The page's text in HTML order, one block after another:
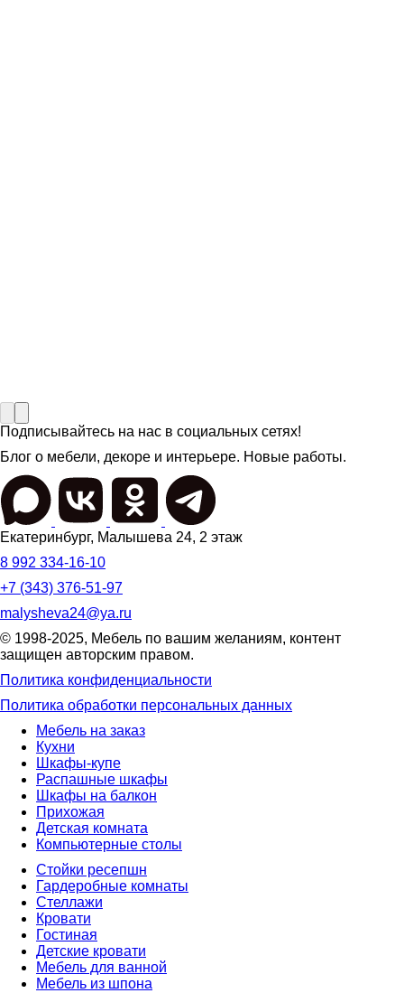
Подписывайтесь на нас в социальных сетях!
Блог о мебели, декоре и интерьере. Новые работы.
Екатеринбург, Малышева 24, 2 этаж
8 992 334-16-10
+7 (343) 376-51-97
malysheva24@ya.ru
© 1998-2025, Мебель по вашим желаниям, контент
защищен авторским правом.
Политика конфиденциальности
Политика обработки персональных данных
Мебель на заказ
Кухни
Шкафы-купе
Распашные шкафы
Шкафы на балкон
Прихожая
Детская комната
Компьютерные столы
Стойки ресепшн
Гардеробные комнаты
Стеллажи
Кровати
Гостиная
Детские кровати
Мебель для ванной
Мебель из шпона